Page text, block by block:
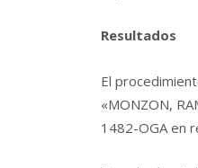
Resultados
El
«MONZON,
1482-OGA en